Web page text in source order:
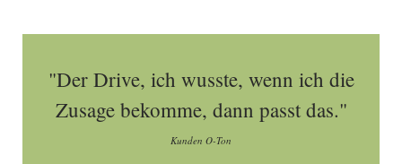
"Der Drive, ich wusste, wenn ich die
Zusage bekomme, dann passt das."
Kunden O-Ton